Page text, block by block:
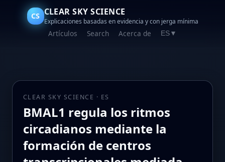
CS CLEAR SKY SCIENCE
Explicaciones basadas en evidencia y con jerga mínima
Artículos Search Acerca de ES ▼
CLEAR SKY SCIENCE · ES
BMAL1 regula los ritmos
circadianos mediante la
formación de centros